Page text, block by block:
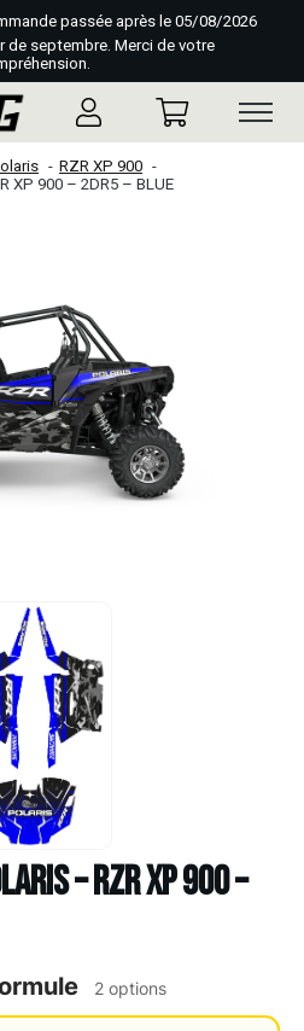
passée après le 05/08/2026
de septembre. Merci de votre
RZR XP 900
XP 900 – 2DR5 – BLUE
– RZR XP 900 –
2 options